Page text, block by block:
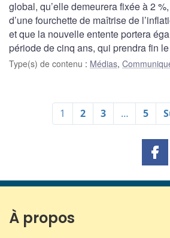
global, qu’elle demeurera fixée à 2
d’une fourchette de maîtrise de
et que la nouvelle entente portera
période de cinq ans, qui prendra fin
Type(s) de contenu : Médias,
1 2 3 … 5
À propos